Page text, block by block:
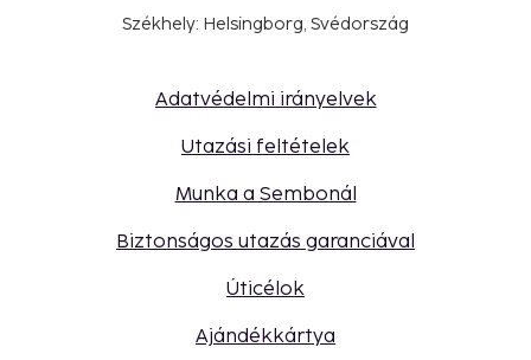
Székhely: Helsingborg, Svédország
Adatvédelmi irányelvek
Utazási feltételek
Munka a Sembonál
Biztonságos utazás garanciával
Úticélok
Ajándékkártya